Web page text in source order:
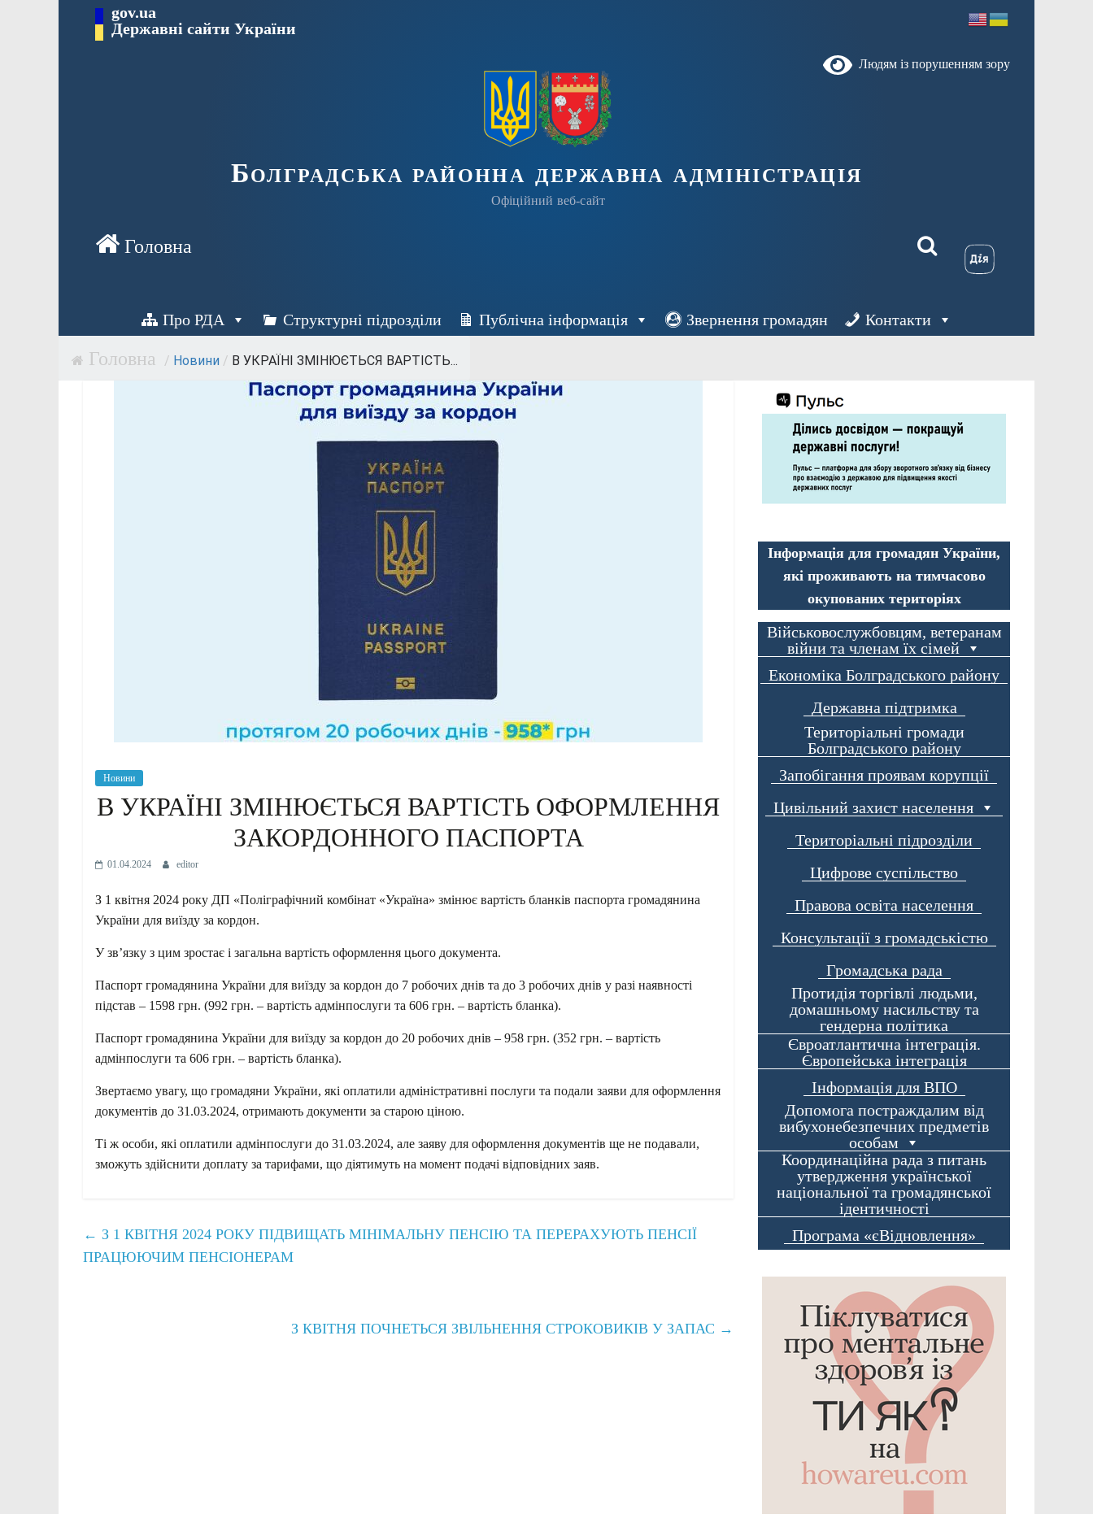
Перейти gov.ua
Державні сайти України
Людям із порушенням зору
Болградська районна державна адміністрація
Офіційний веб-сайт
Про РДА Структурні підрозділи Публічна інформація Звернення громадян Контакти
/ Новини / В УКРАЇНІ ЗМІНЮЄТЬСЯ ВАРТІСТЬ...
Новини
В УКРАЇНІ ЗМІНЮЄТЬСЯ ВАРТІСТЬ ОФОРМЛЕННЯ
ЗАКОРДОННОГО ПАСПОРТА
01.04.2024 editor
З 1 квітня 2024 року ДП «Поліграфічний комбінат «Україна» змінює вартість бланків паспорта громадянина
України для виїзду за кордон.
У зв’язку з цим зростає і загальна вартість оформлення цього документа.
Паспорт громадянина України для виїзду за кордон до 7 робочих днів та до 3 робочих днів у разі наявності
підстав – 1598 грн. (992 грн. – вартість адмінпослуги та 606 грн. – вартість бланка).
Паспорт громадянина України для виїзду за кордон до 20 робочих днів – 958 грн. (352 грн. – вартість
адмінпослуги та 606 грн. – вартість бланка).
Звертаємо увагу, що громадяни України, які оплатили адміністративні послуги та подали заяви для оформлення
документів до 31.03.2024, отримають документи за старою ціною.
Ті ж особи, які оплатили адмінпослуги до 31.03.2024, але заяву для оформлення документів ще не подавали,
зможуть здійснити доплату за тарифами, що діятимуть на момент подачі відповідних заяв.
← З 1 КВІТНЯ 2024 РОКУ ПІДВИЩАТЬ МІНІМАЛЬНУ ПЕНСІЮ ТА ПЕРЕРАХУЮТЬ ПЕНСІЇ
ПРАЦЮЮЧИМ ПЕНСІОНЕРАМ
З КВІТНЯ ПОЧНЕТЬСЯ ЗВІЛЬНЕННЯ СТРОКОВИКІВ У ЗАПАС →
Інформація для громадян України,
які проживають на тимчасово
окупованих територіях
Військовослужбовцям, ветеранам
війни та членам їх сімей
Економіка Болградського району
Державна підтримка
Територіальні громади
Болградського району
Запобігання проявам корупції
Цивільний захист населення
Територіальні підрозділи
Цифрове суспільство
Правова освіта населення
Консультації з громадськістю
Громадська рада
Протидія торгівлі людьми,
домашньому насильству та
гендерна політика
Євроатлантична інтеграція.
Європейська інтеграція
Інформація для ВПО
Допомога постраждалим від
вибухонебезпечних предметів
особам
Координаційна рада з питань
утвердження української
національної та громадянської
ідентичності
Програма «єВідновлення»